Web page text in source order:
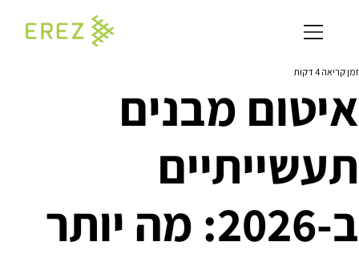
איטום מבנים
תעשייתיים
ב-2026: מה יותר
זמן קריאה 4 דקות